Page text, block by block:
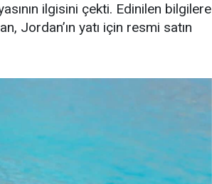
ilgisini çekti. Edinilen bilgilere
Jordan’ın yatı için resmi satın